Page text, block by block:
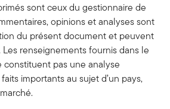
sont ceux du gestionnaire de
opinions et analyses sont
du présent document et peuvent
renseignements fournis dans le
pas une analyse
importants au sujet d’un pays,